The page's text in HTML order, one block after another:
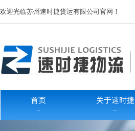
欢迎光临苏州速时捷货运有限公司官网！
首页 关于速时捷